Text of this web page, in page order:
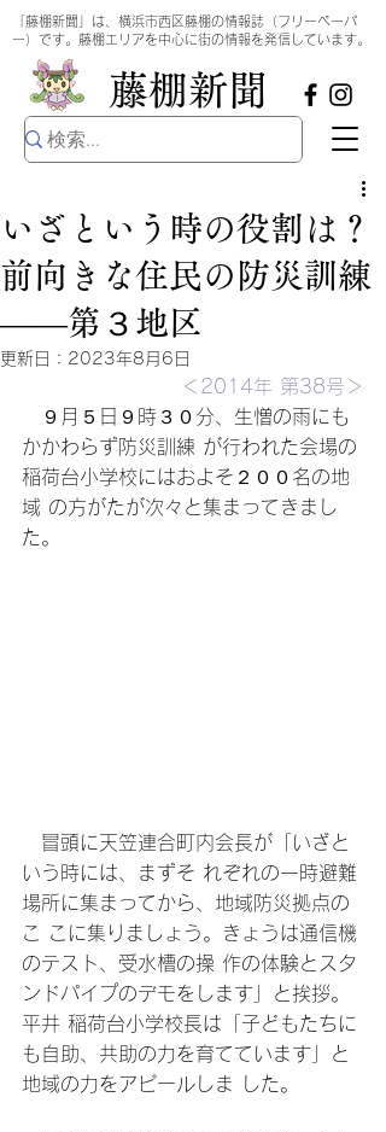
​藤棚新聞
「藤棚新聞」は、横浜市西区藤棚の情報誌（フリーペーパ
ー）です。藤棚エリアを中心に街の情報を発信しています。
いざという時の役割は？
前向きな住民の防災訓練
――第３地区
更新日： 2023年8月6日
＜2014年 第38号＞
９月５日９時３０分、生憎の雨にも
かかわらず防災訓練 が行われた会場の
稲荷台小学校にはおよそ２００名の地
域 の方がたが次々と集まってきまし
た。
冒頭に天笠連合町内会長が「いざと
いう時には、まずそ れぞれの一時避難
場所に集まってから、地域防災拠点の
こ こに集りましょう。きょうは通信機
のテスト、受水槽の操 作の体験とスタ
ンドパイプのデモをします」と挨拶。
平井 稲荷台小学校長は「子どもたちに
も自助、共助の力を育てています」と
地域の力をアピールしま した。